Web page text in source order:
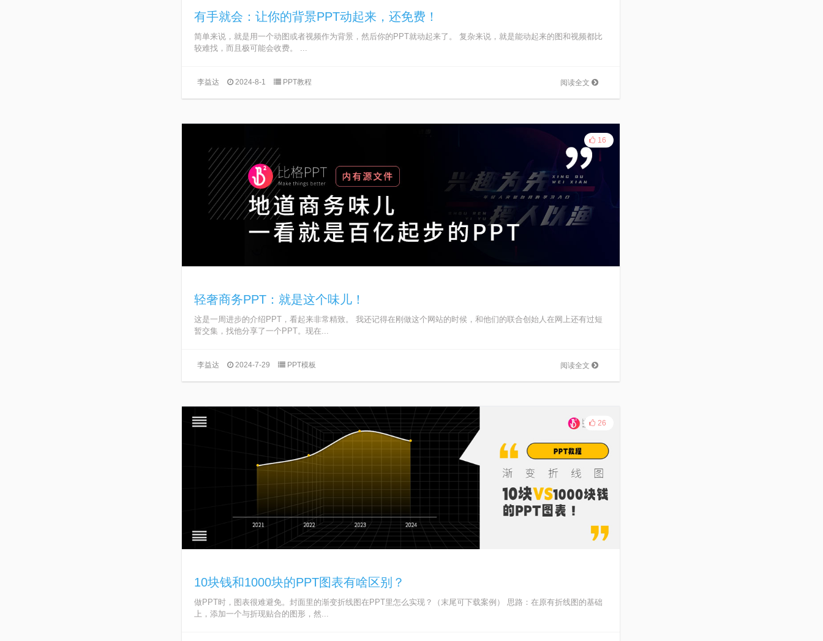
有手就会：让你的背景PPT动起来，还免费！
简单来说，就是用一个动图或者视频作为背景，然后你的PPT就动起来了。 复杂来说，就是能动起来的图和视频都比
较难找，而且极可能会收费。 ...
阅读全文
李益达 2024-8-1 PPT教程
16
轻奢商务PPT：就是这个味儿！
这是一周进步的介绍PPT，看起来非常精致。 我还记得在刚做这个网站的时候，和他们的联合创始人在网上还有过短
暂交集，找他分享了一个PPT。现在...
阅读全文
李益达 2024-7-29 PPT模板
26
10块钱和1000块的PPT图表有啥区别？
做PPT时，图表很难避免。封面里的渐变折线图在PPT里怎么实现？（末尾可下载案例） 思路：在原有折线图的基础
上，添加一个与折现贴合的图形，然...